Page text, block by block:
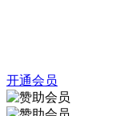
开通会员